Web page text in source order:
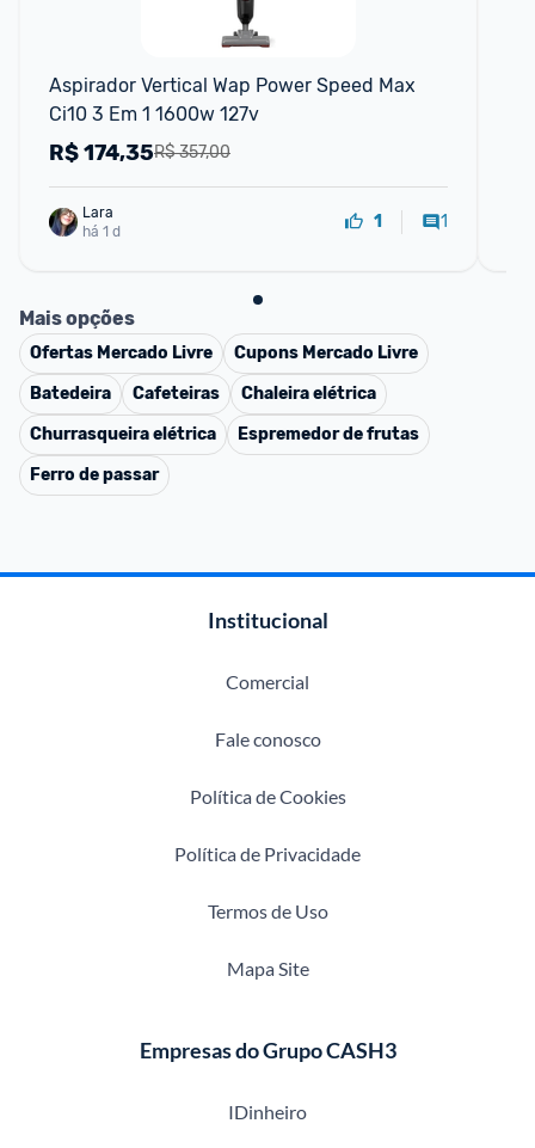
Aspirador Vertical Wap Power Speed Max
Ci10 3 Em 1 1600w 127v
R$ 357,00
R$174,35
Lara
há 1 d
1 1
Mais opções
Ofertas Mercado Livre Cupons Mercado Livre
Batedeira
Cafeteiras
Chaleira elétrica
Churrasqueira elétrica
Espremedor de frutas
Ferro de passar
Institucional
Comercial
Fale conosco
Política de Cookies
Política de Privacidade
Termos de Uso
Mapa Site
Empresas do Grupo CASH3
IDinheiro